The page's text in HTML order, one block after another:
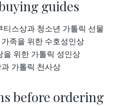
guides
티스상과 청소년 가톨릭 선물
가족을 위한 수호성인상
을 위한 가톨릭 성인상
가톨릭 천사상
before ordering